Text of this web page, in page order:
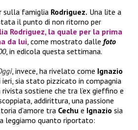
sulla famiglia Rodriguez. Una lite a
il punto di non ritorno per
Rodriguez, la quale per la prima
da lui, come mostrato dalle foto
, in edicola questa settimana.
, invece, ha rivelato come Ignazio
sia stato pizzicato in compagnia
rivista sostiene che tra l’ex gieffino e
addirittura, una passione
d’amore tra Cechu e Ignazio sia
leggiamo quanto riportato: